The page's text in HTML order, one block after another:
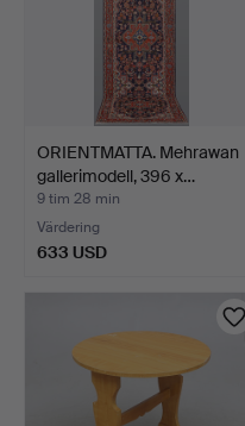
ORIENTMATTA. Mehrawan
gallerimodell, 396 x…
9 tim 28 min
Värdering
633 USD